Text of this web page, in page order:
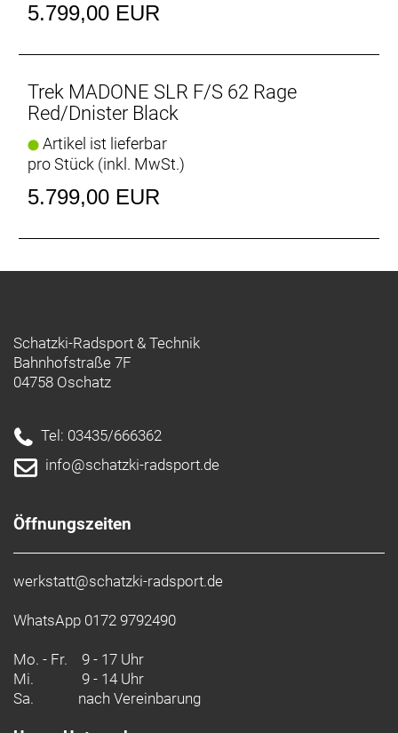
5.799,00 EUR
Trek MADONE SLR F/S 62 Rage
Red/Dnister Black
Artikel ist lieferbar
pro Stück (inkl. MwSt.)
5.799,00 EUR
Schatzki-Radsport & Technik
Bahnhofstraße 7F
04758 Oschatz
Tel: 03435/666362
info@schatzki-radsport.de
Öffnungszeiten
werkstatt@schatzki-radsport.de
WhatsApp 0172 9792490
Mo. - Fr. 9 - 17 Uhr
Mi.
9 - 14 Uhr
Sa.
nach Vereinbarung